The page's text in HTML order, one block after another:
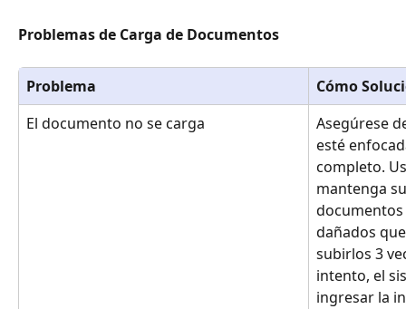
Problemas de Carga de Documentos
Problema
Cómo
El documento no se carga
Asegúrese
esté
completo.
mantenga
dañados
subirlos 3
intento, el
ingresar la